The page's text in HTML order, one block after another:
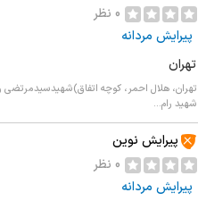
0 نظر
پیرایش مردانه
تهران
تهران، هلال احمر، کوچه اتفاق)شهیدسیدمرتضی
شهید رام...
پیرایش نوین
0 نظر
پیرایش مردانه